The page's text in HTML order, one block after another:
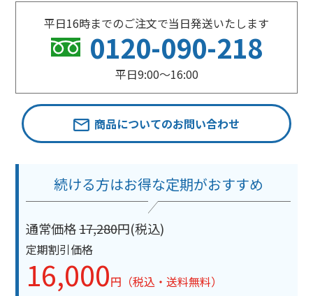
平日16時までのご注文で当日発送いたします
0120-090-218
平日9:00〜16:00
商品についてのお問い合わせ
続ける方はお得な定期がおすすめ
通常価格17,280円(税込)
定期割引価格
16,000円（税込・送料無料）